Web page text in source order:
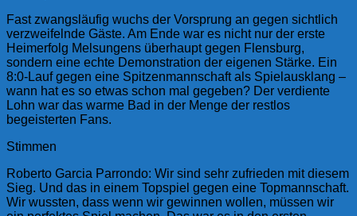
Fast zwangsläufig wuchs der Vorsprung an gegen sichtlich
verzweifelnde Gäste. Am Ende war es nicht nur der erste
Heimerfolg Melsungens überhaupt gegen Flensburg,
sondern eine echte Demonstration der eigenen Stärke. Ein
8:0-Lauf gegen eine Spitzenmannschaft als Spielausklang –
wann hat es so etwas schon mal gegeben? Der verdiente
Lohn war das warme Bad in der Menge der restlos
begeisterten Fans.
Stimmen
Roberto Garcia Parrondo: Wir sind sehr zufrieden mit diesem
Sieg. Und das in einem Topspiel gegen eine Topmannschaft.
Wir wussten, dass wenn wir gewinnen wollen, müssen wir